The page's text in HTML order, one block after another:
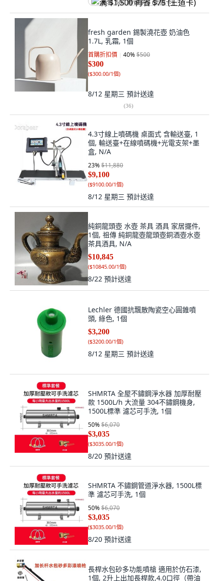
满 $1,500 再省 $75 (王道卡)
fresh garden 錫製澆花壺 奶油色
1.7L, 乳霜, 1個
首購折扣價 40%$500
$300
($300.00/1個)
8/12 星期三 預計送達
(36)
4.3寸線上噴碼機 桌面式 含輸送臺, 1
個, 輸送臺+在線噴碼機+光電支架+墨
盒, N/A
23%$11,880
$9,100
($9100.00/1個)
8/12 星期三 預計送達
純銅龍頭壺 水壺 茶具 酒具 家居擺件,
1個, 祖傳 純銅龍壺龍頭壺銅酒壺水壺
茶具酒具, N/A
$10,845
($10845.00/1個)
8/22 預計送達
Lechler 德國抗飄散陶瓷空心圓錐噴
頭, 綠色, 1個
$3,200
($3200.00/1個)
8/12 星期三 預計送達
SHMRTA 全屋不鏽鋼淨水器 加厚耐壓
款 1500L/h 大流量 304不鏽鋼機身,
1500L標準 濾芯可手洗, 1個
50%$6,070
$3,035
($3035.00/1個)
8/20 預計送達
SHMRTA 不鏽鋼管道淨水器, 1500L標
準 濾芯可手洗, 1個
50%$6,070
$3,035
($3035.00/1個)
8/20 預計送達
長桿水包砂多功能噴槍 適用於仿石漆,
1個, 2升上出加長桿款,4.0口徑（帶油